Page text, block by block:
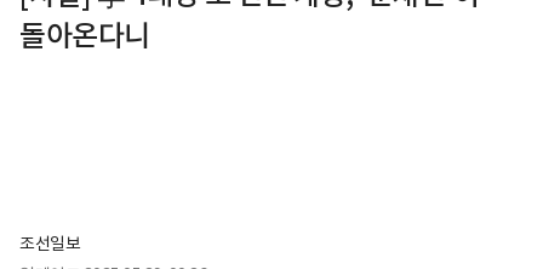
돌아온다니
조선일보